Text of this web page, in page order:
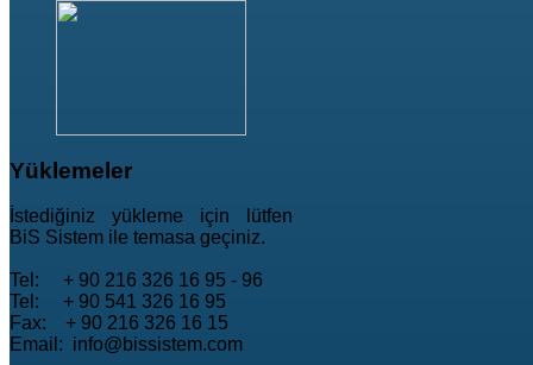
Yüklemeler
İstediğiniz yükleme için lütfen
BiS Sistem ile temasa geçiniz.
Tel: + 90 216 326 16 95 - 96
Tel: + 90 541 326 16 95
Fax: + 90 216 326 16 15
Email: info@bissistem.com